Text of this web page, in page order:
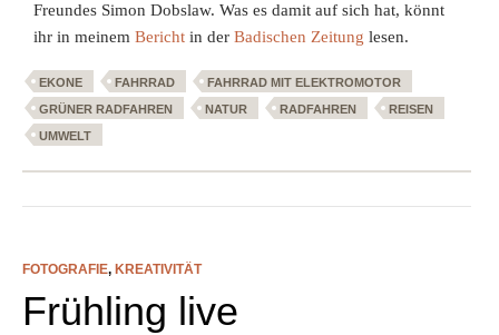
Freundes Simon Dobslaw. Was es damit auf sich hat, könnt
ihr in meinemBericht in derBadischen Zeitung lesen.
EKONE FAHRRAD
FAHRRAD MIT ELEKTROMOTOR
GRÜNER RADFAHREN
NATUR RADFAHREN
REISEN
UMWELT
FOTOGRAFIE, KREATIVITÄT
Frühling live